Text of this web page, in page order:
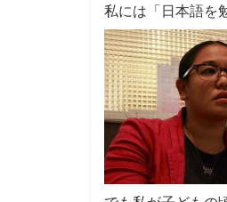
私には「日本語を